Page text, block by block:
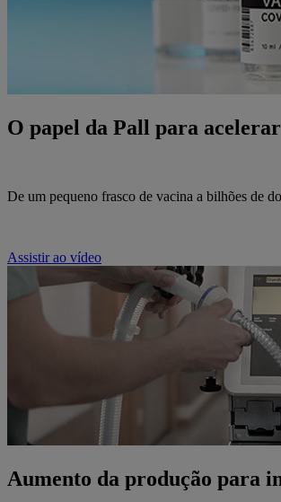
O papel da Pall para
De um pequeno frasco de vacina a bilhões de
Assistir ao vídeo
Aumento da produção para